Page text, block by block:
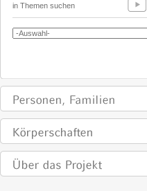
in Themen suchen